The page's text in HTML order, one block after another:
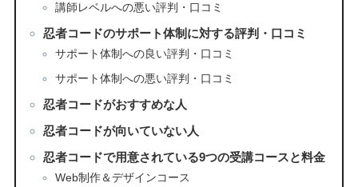
講師レベルへの悪い評判・口コミ
忍者コードのサポート体制に対する評判・口コミ
サポート体制への良い評判・口コミ
サポート体制への悪い評判・口コミ
忍者コードがおすすめな人
忍者コードが向いていない人
忍者コードで用意されている9つの受講コースと料金
Web制作＆デザインコース